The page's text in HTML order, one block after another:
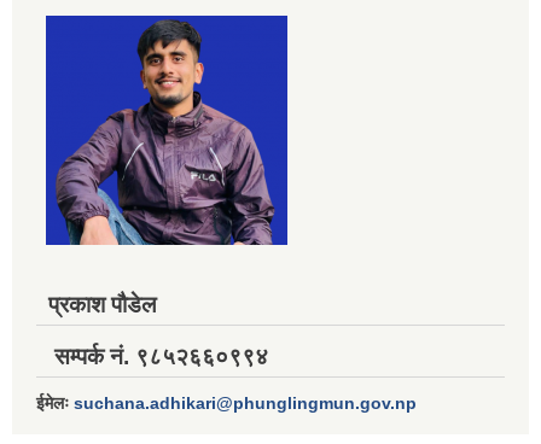
प्रकाश पौडेल
सम्पर्क नं. ९८५२६६०९९४
ईमेलः suchana.adhikari@phunglingmun.gov.np